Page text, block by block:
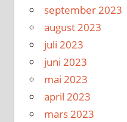
september 2023
august 2023
juli 2023
juni 2023
mai 2023
april 2023
mars 2023